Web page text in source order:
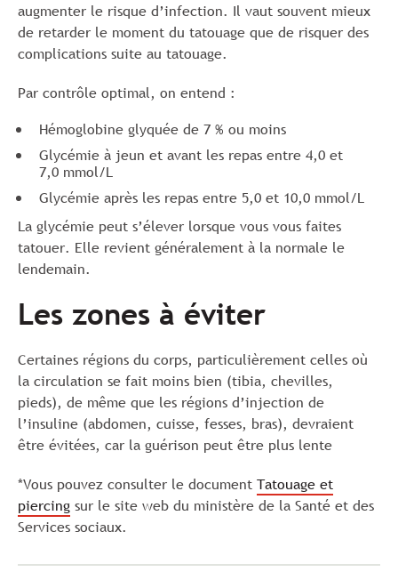
augmenter le risque d’infection. Il vaut souvent mieux
de retarder le moment du tatouage que de risquer des
complications suite au tatouage.
Par contrôle optimal, on entend :
Hémoglobine glyquée de 7 % ou moins
Glycémie à jeun et avant les repas entre 4,0 et
7,0 mmol/L
Glycémie après les repas entre 5,0 et 10,0 mmol/L
La glycémie peut s’élever lorsque vous vous faites
tatouer. Elle revient généralement à la normale le
lendemain.
Les zones à éviter
Certaines régions du corps, particulièrement celles où
la circulation se fait moins bien (tibia, chevilles,
pieds), de même que les régions d’injection de
l’insuline (abdomen, cuisse, fesses, bras), devraient
être évitées, car la guérison peut être plus lente
*Vous pouvez consulter le document Tatouage et
piercing sur le site web du ministère de la Santé et des
Services sociaux.